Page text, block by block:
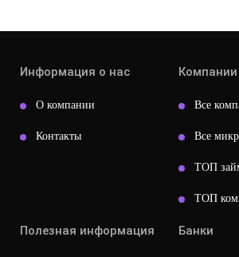
Информация о нас
О компании
Контакты
Все
Все
ТОП
ТОП
Полезная информация Банки